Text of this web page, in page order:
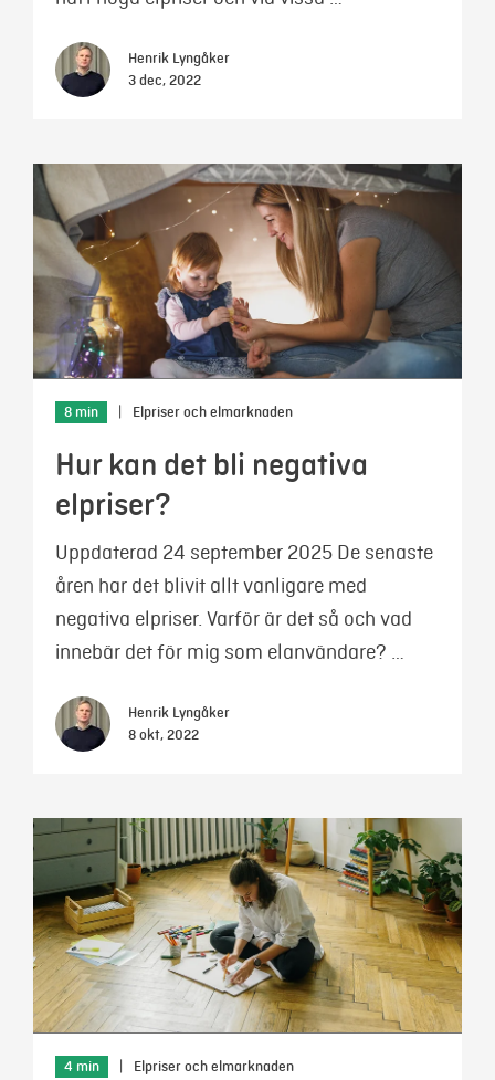
Henrik Lyngåker
3 dec, 2022
8 min Elpriser och elmarknaden
Hur kan det bli negativa
elpriser?
Uppdaterad 24 september 2025 De senaste
åren har det blivit allt vanligare med
negativa elpriser. Varför är det så och vad
innebär det för mig som elanvändare? …
Henrik Lyngåker
8 okt, 2022
4 min Elpriser och elmarknaden